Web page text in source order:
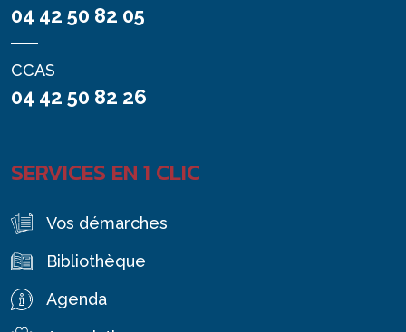
04 42 50 82 05
CCAS
04 42 50 82 26
SERVICES EN 1 CLIC
Vos démarches
Bibliothèque
Agenda